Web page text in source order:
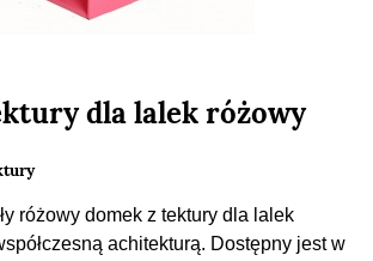
dla lalek różowy
różowy domek z tektury dla lalek
achitekturą. Dostępny jest w